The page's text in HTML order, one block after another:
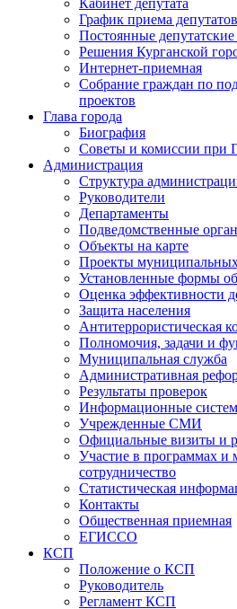
Кабинет депутата
График приема депутатов
Постоянные
Решения Курганской
Интернет-приемная
Собрание граждан по
проектов
Глава города
Биография
Советы и комиссии при
Администрация
Структура
Руководители
Департаменты
Подведомственные
Объекты на карте
Проекты
Установленные формы
Оценка эффективности
Защита населения
Антитеррористическая
Полномочия, задачи и
Муниципальная служба
Административная
Результаты проверок
Информационные
Учрежденные СМИ
Официальные визиты и
Участие в программах и
сотрудничество
Статистическая
Контакты
Общественная приемная
ЕГИССО
КСП
Положение о КСП
Руководитель
Регламент КСП